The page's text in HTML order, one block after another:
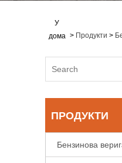
У
дома > Продукти >
ПРОДУКТИ
Бензинова